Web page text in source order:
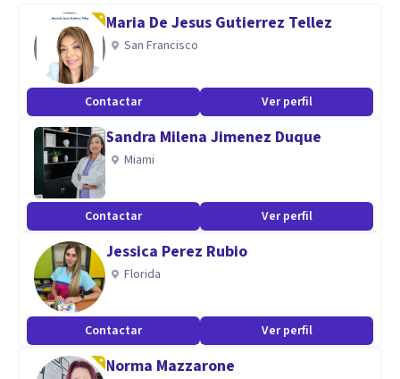
Maria De Jesus Gutierrez Tellez
San Francisco
Contactar Ver perfil
Sandra Milena Jimenez Duque
Miami
Contactar Ver perfil
Jessica Perez Rubio
Florida
Contactar Ver perfil
Norma Mazzarone